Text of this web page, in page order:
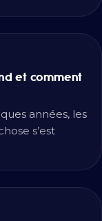
et comment
années, les
s’est